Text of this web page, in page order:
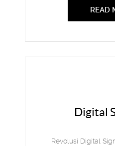
READ
Digital
Revolusi Digital